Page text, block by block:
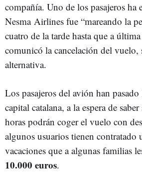
compañía. Uno de los pasajeros ha
Nesma Airlines fue “mareando la
cuatro de la tarde hasta que a
comunicó la cancelación del vuelo,
alternativa.
Los pasajeros del avión han
capital catalana, a la espera de
horas podrán coger el vuelo con
algunos usuarios tienen contratado
vacaciones que a algunas familias
10.000 euros.